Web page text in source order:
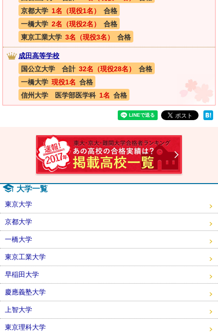
京都大学 1名（現役1名）
合格
一橋大学 2名（現役2名）
合格
東京工業大学 3名（現役3名） 合格
成田高等学校
国公立大学 合計 32名（現役28名）
合格
一橋大学 現役1名 合格
信州大学 医学部医学科 1名 合格
大学一覧
東京大学
京都大学
一橋大学
東京工業大学
早稲田大学
慶應義塾大学
上智大学
東京理科大学